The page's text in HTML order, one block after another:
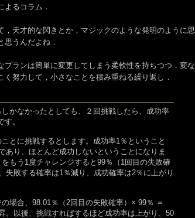
よるコラム．
，天才的な閃きとか，マジックのような発明のように思
思うんだよね．
プランは簡単に変更してしまう柔軟性を持ちつつ，変な
く努力して，小さなことを積み重ねる繰り返し．
しかなかったとしても、２回挑戦したら、成功率
。
とに挑戦するとします。成功率1％ということ
あり、ほとんど成功しないということになりま
もう1度チャレンジすると99％（1回目の失敗確
失敗する確率は1％減り、成功確率は2％に上がり
場合、98.01％（2回目の失敗確率）× 99％ ＝
。以後、挑戦すればするほど成功率は上がり、50